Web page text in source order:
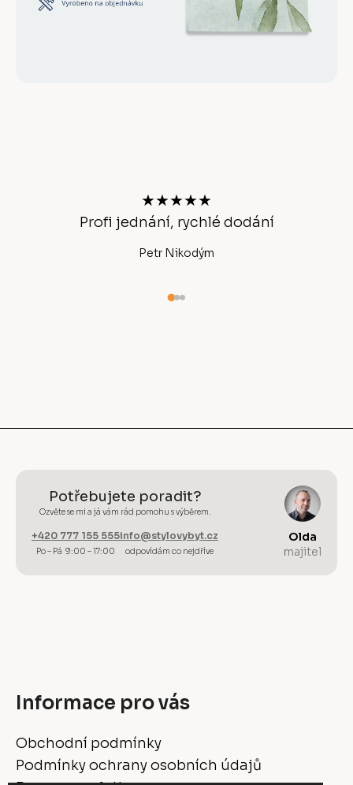
★★★★★
Profi jednání, rychlé dodání
Petr Nikodým
Potřebujete poradit?
Ozvěte se mi a já vám rád pomohu s výběrem.
+420 777 155 555
Po – Pá 9:00 – 17:00
info@stylovybyt.cz
odpovídám co nejdříve
Olda
majitel
Informace pro vás
Obchodní podmínky
Podmínky ochrany osobních údajů